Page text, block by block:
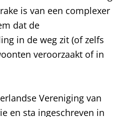
is van een complexer
dat de
in de weg zit (of zelfs
veroorzaakt of in
Vereniging van
en sta ingeschreven in